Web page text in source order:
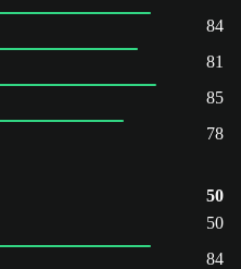
84
81
85
78
50
50
84